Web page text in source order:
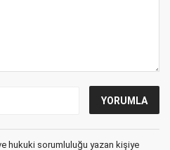
hukuki sorumluluğu yazan kişiye